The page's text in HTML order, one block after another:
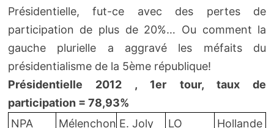
Présidentielle, fut-ce avec des pertes de
participation de plus de 20%… Ou comment la
gauche plurielle a aggravé les méfaits du
présidentialisme de la 5ème république!
Présidentielle 2012 , 1er tour, taux de
participation = 78,93%
NPA
Mélenchon E. Joly LO Hollande